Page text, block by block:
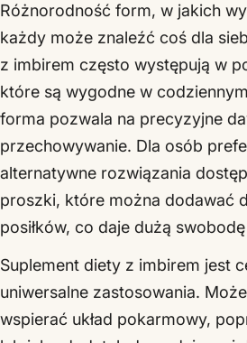
Różnorodność form, w jakich
każdy może znaleźć coś dla
z imbirem często występują w
które są wygodne w
forma pozwala na precyzyjne
przechowywanie. Dla osób
alternatywne rozwiązania
proszki, które można dodawać
posiłków, co daje dużą
Suplement diety z imbirem jest
uniwersalne zastosowania.
wspierać układ pokarmowy,